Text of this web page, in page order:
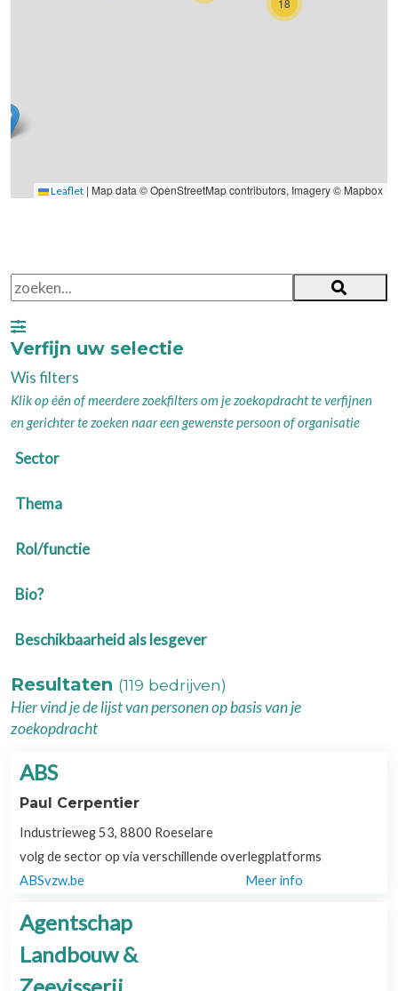
18
Leaflet | Map data © OpenStreetMap contributors, Imagery © Mapbox
Verfijn uw selectie
Wis filters
Klik op één of meerdere zoekfilters om je zoekopdracht te verfijnen
en gerichter te zoeken naar een gewenste persoon of organisatie
Sector
Thema
Rol/functie
Bio?
Beschikbaarheid als lesgever
Resultaten (119 bedrijven)
Hier vind je de lijst van personen op basis van je
zoekopdracht
ABS
Paul Cerpentier
Industrieweg 53, 8800 Roeselare
volg de sector op via verschillende overlegplatforms
ABSvzw.be
Meer info
Agentschap
Landbouw &